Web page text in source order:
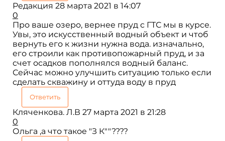
Редакция 28 марта 2021 в 14:07
0
Про ваше озеро, вернее пруд с ГТС мы в курсе.
Увы, это искусственный водный объект и чтоб
вернуть его к жизни нужна вода. изначально,
его строили как противопожарный пруд, и за
счет осадков пополнялся водный баланс.
Сейчас можно улучшить ситуацию только если
сделать скважину и оттуда воду в пруд
Ответить
Кляченкова. Л.В 27 марта 2021 в 21:28
0
Ольга ,а что такое "З К""????